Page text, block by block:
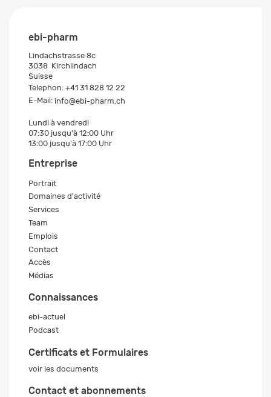
ebi-pharm
Lindachstrasse 8c
3038 Kirchlindach
Suisse
Telephon: +41 31 828 12 22
E-Mail: info@ebi-pharm.ch
Lundi à vendredi
07:30 jusqu'à 12:00 Uhr
13:00 jusqu'à 17:00 Uhr
Entreprise
Portrait
Domaines d'activité
Services
Team
Emplois
Contact
Accès
Médias
Connaissances
ebi-actuel
Podcast
Certificats et Formulaires
voir les documents
Contact et abonnements